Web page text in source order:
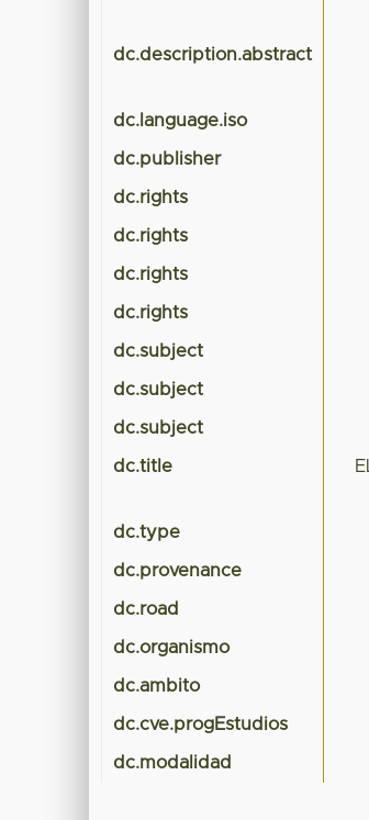
dc.description.abstract
dc.language.iso
dc.publisher
dc.rights
dc.rights
dc.rights
dc.rights
dc.subject
dc.subject
dc.subject
dc.title
dc.type
dc.provenance
dc.road
dc.organismo
dc.ambito
dc.cve.progEstudios
dc.modalidad